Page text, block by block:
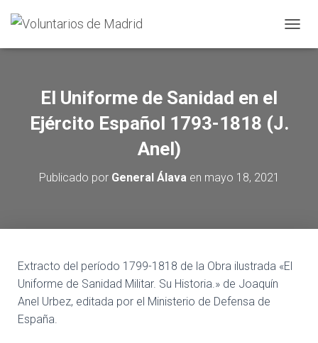
El Uniforme de Sanidad en el
Ejército Español 1793-1818 (J.
Anel)
Publicado por General Álavaen mayo 18, 2021
Extracto del período 1799-1818 de la Obra ilustrada «El
Uniforme de Sanidad Militar. Su Historia.» de Joaquín
Anel Urbez, editada por el Ministerio de Defensa de
España.